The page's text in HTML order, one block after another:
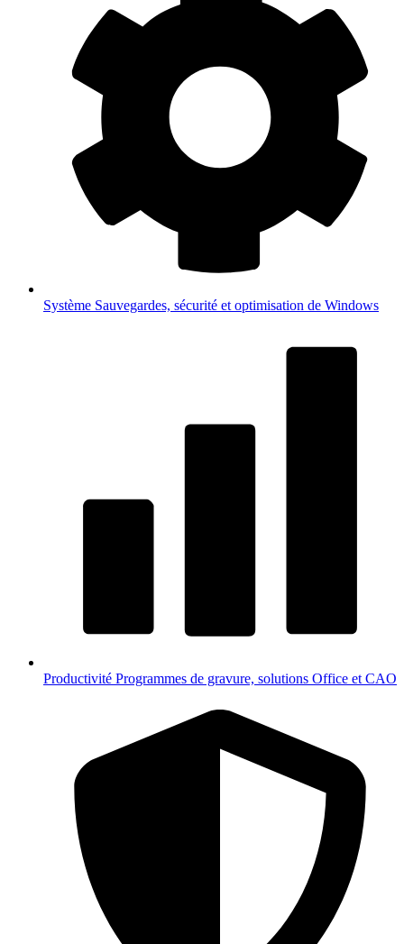
Système Sauvegardes, sécurité et optimisation de Windows
Productivité Programmes de gravure, solutions Office et CAO